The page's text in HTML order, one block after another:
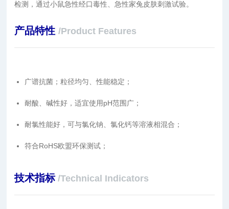
检测，通过小鼠急性经口毒性、急性家兔皮肤刺激试验。
产品特性/Product Features
广谱抗菌；粒径均匀、性能稳定；
耐酸、碱性好，适宜使用pH范围广；
耐氯性能好，可与氯化钠、氯化钙等溶液相混合；
符合RoHS欧盟环保测试；
技术指标 /Technical Indicators